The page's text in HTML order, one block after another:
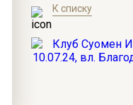
К списку